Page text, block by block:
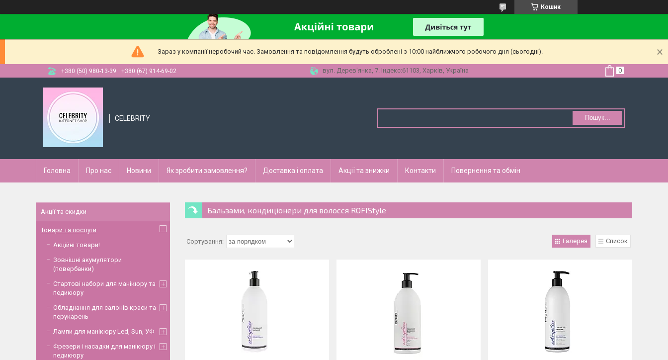
Кошик
Зараз у компанії неробочий час. Замовлення та повідомлення будуть оброблені з 10:00 найближчого робочого дня (сьогодні).
+380 (50) 980-13-39 +380 (67) 914-69-02 вул. Дерев'янка, 7. Індекс:61103, Харків, Україна
CELEBRITY Пошук...
Головна Про нас Новини Як зробити замовлення? Доставка і оплата Акції та знижки Контакти Повернення та обмін
Бальзами, кондиціонери для волосся ROFIStyle
Галерея Список
Акції та скидки
Товари та послуги
Акційні товари!
Зовнішні акумулятори
(повербанки)
Стартові набори для манікюру та
педикюру
Обладнання для салонів краси та
перукарень
Лампи для манікюру Led, Sun, УФ
Фрезери і насадки для манікюру і
педикюру